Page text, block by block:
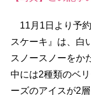
11月1日より予
スケーキ』は、白
スノースノーをか
中には2種類のベ
ーズのアイスが2